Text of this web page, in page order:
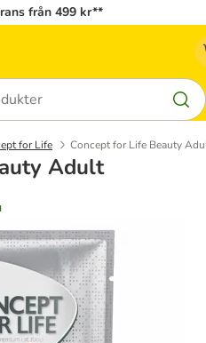
från 499 kr**
for Life Concept for Life Beauty
Adult